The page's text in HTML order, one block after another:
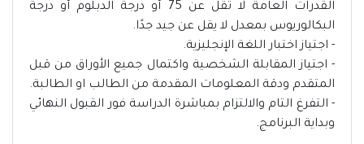
القدرات العامة لا تقل عن 75 أو درجة الدبلوم أو درجة
البكالوريوس بمعدل لا يقل عن جيد جدًا.
- اجتياز اختبار اللغة الإنجليزية.
- اجتياز المقابلة الشخصية واكتمال جميع الأوراق من قبل
المتقدم ودقة المعلومات المقدمة من الطالب او الطالبة.
- التفرغ التام والالتزام بمباشرة الدراسة فور القبول النهائي
وبداية البرنامج.